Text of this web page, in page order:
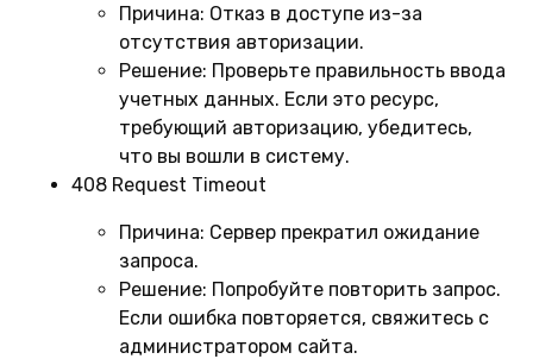
Причина: Отказ в доступе из-за
отсутствия авторизации.
Решение: Проверьте правильность ввода
учетных данных. Если это ресурс,
требующий авторизацию, убедитесь,
что вы вошли в систему.
408 Request Timeout
Причина: Сервер прекратил ожидание
запроса.
Решение: Попробуйте повторить запрос.
Если ошибка повторяется, свяжитесь с
администратором сайта.